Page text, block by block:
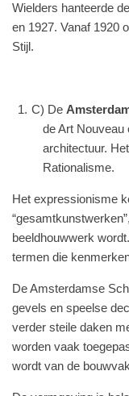
Wielders hanteerde
en 1927. Vanaf 1920
Stijl.
C) De
de Art Nouveau
architectuur.
Rationalisme.
Het expressionisme
beeldhouwwerk
termen die
De Amsterdamse
gevels en speelse
verder steile daken
worden vaak
wordt van de